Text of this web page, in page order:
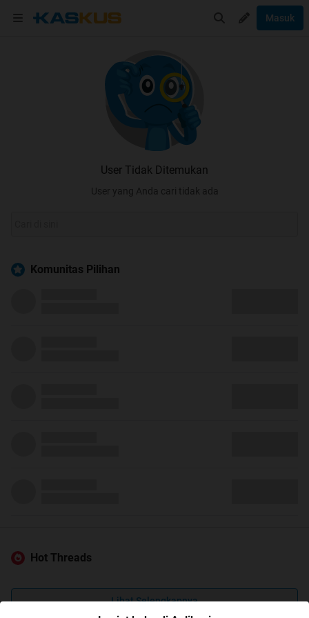
Masuk
User Tidak Ditemukan
User yang Anda cari tidak ada
Komunitas Pilihan
Hot Threads
Lihat Selengkapnya